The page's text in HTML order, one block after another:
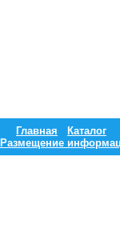
Главная
Каталог
Размещение